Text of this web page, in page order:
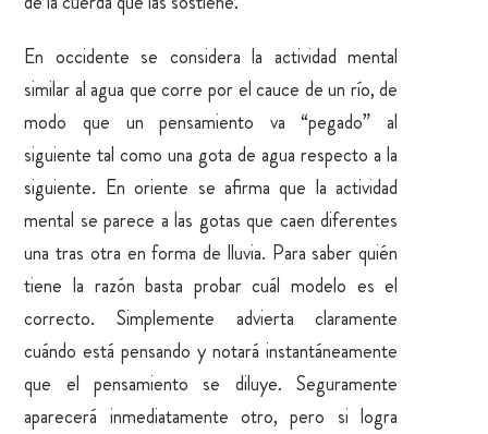
En occidente se considera la actividad mental
similar al agua que corre por el cauce de un río, de
modo que un pensamiento va “pegado” al
siguiente tal como una gota de agua respecto a la
siguiente. En oriente se afirma que la actividad
mental se parece a las gotas que caen diferentes
una tras otra en forma de lluvia. Para saber quién
tiene la razón basta probar cuál modelo es el
correcto. Simplemente advierta claramente
cuándo está pensando y notará instantáneamente
que el pensamiento se diluye. Seguramente
aparecerá inmediatamente otro, pero si logra